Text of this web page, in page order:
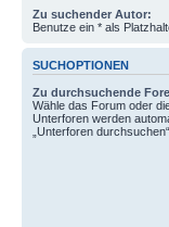
Zu suchender Autor:
Benutze ein * als
SUCHOPTIONEN
Zu durchsuchende
Wähle das Forum oder
Unterforen werden
„Unterforen